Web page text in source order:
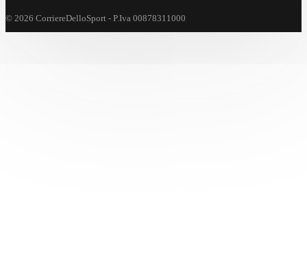
© 2026 CorriereDelloSport - P.Iva 00878311000